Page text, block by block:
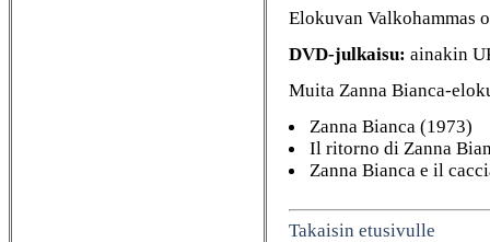
Elokuvan Valkohammas
DVD-julkaisu: ainakin
Muita Zanna Bianca-
Zanna Bianca (1973)
Il ritorno di Zanna
Zanna Bianca e il
Takaisin etusivulle